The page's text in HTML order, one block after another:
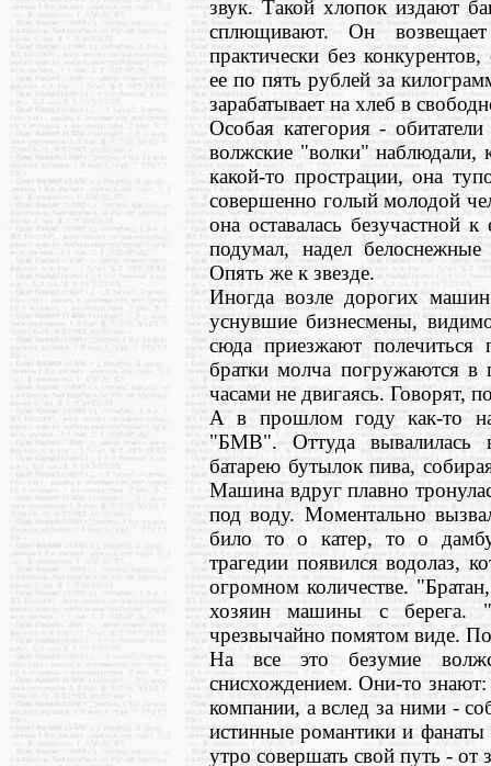
звук. Такой хлопок издают
сплющивают. Он
практически без
ее по пять рублей за
зарабатывает на хлеб в
Особая категория -
волжские "волки" наблюдали,
какой-то прострации, она
совершенно голый молодой
она оставалась безучастной
подумал, надел
Опять же к звезде.
Иногда возле дорогих
уснувшие бизнесмены,
сюда приезжают полечиться
братки молча погружаются
часами не двигаясь. Говорят,
А в прошлом году как-то на
"БМВ". Оттуда вывалилась
батарею бутылок пива,
Машина вдруг плавно
под воду. Моментально
било то о катер, то о
трагедии появился водолаз,
огромном количестве.
хозяин машины с берега.
чрезвычайно помятом виде.
На все это безумие
снисхождением. Они-то
компании, а вслед за ними -
истинные романтики и
утро совершать свой путь - от